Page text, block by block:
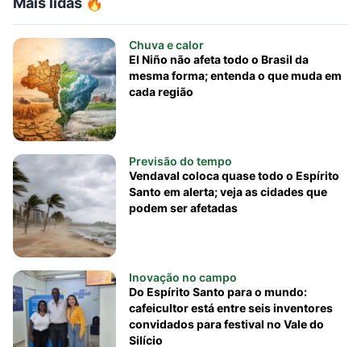
Chuva e calor
El Niño não afeta todo o Brasil da
mesma forma; entenda o que muda em
cada região
Previsão do tempo
Vendaval coloca quase todo o Espírito
Santo em alerta; veja as cidades que
podem ser afetadas
Inovação no campo
Do Espírito Santo para o mundo:
cafeicultor está entre seis inventores
convidados para festival no Vale do
Silício